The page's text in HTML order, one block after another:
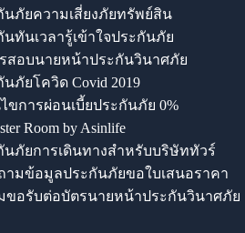
นภัยความเสี่ยงภัยทรัพย์สิน
นทันเวลารู้เข้าใจประกันภัย
สอบนายหน้าประกันวินาศภัย
นภัยโควิด Covid 2019
ไขการผ่อนเบี้ยประกันภัย 0%
Room by Asinlife
นภัยการเดินทางสำหรับบริษัททัวร์
ามข้อมูลประกันภัยขอใบเสนอราคา
ขอรับต่อบัตรนายหน้าประกันวินาศภัย